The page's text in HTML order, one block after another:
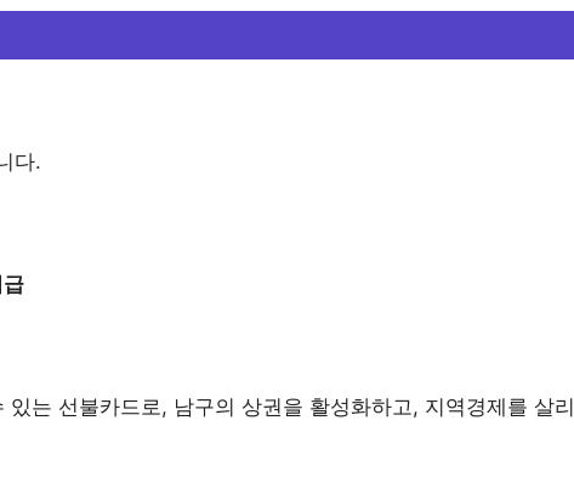
다.
는 선불카드로, 남구의 상권을 활성화하고, 지역경제를 살리